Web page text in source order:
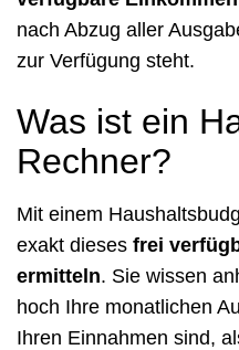
nach Abzug aller
zur Verfügung steht.
Was ist ein
Rechner?
Mit einem
exakt dieses frei
ermitteln. Sie wissen
hoch Ihre monatlichen
Ihren Einnahmen sind,